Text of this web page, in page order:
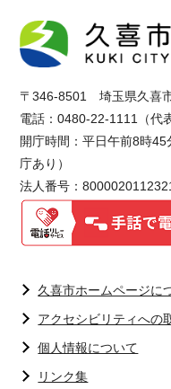
〒346-8501 埼玉県久喜
電話：0480-22-1111（代
開庁時間：平日午前8時
庁あり）
法人番号：
久喜市ホームページに
アクセシビリティへの
個人情報について
リンク集